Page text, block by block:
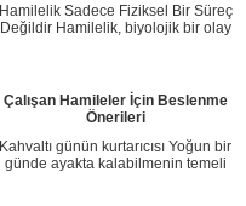
Hamilelik Sadece Fiziksel Bir Süreç
Değildir Hamilelik, biyolojik bir olay
Çalışan Hamileler İçin Beslenme
Önerileri
Kahvaltı günün kurtarıcısı Yoğun bir
günde ayakta kalabilmenin temeli